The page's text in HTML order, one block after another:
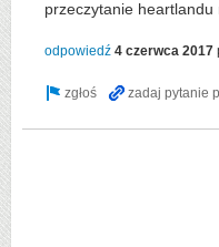
przeczytanie heartlandu
odpowiedź 4 czerwca 2017